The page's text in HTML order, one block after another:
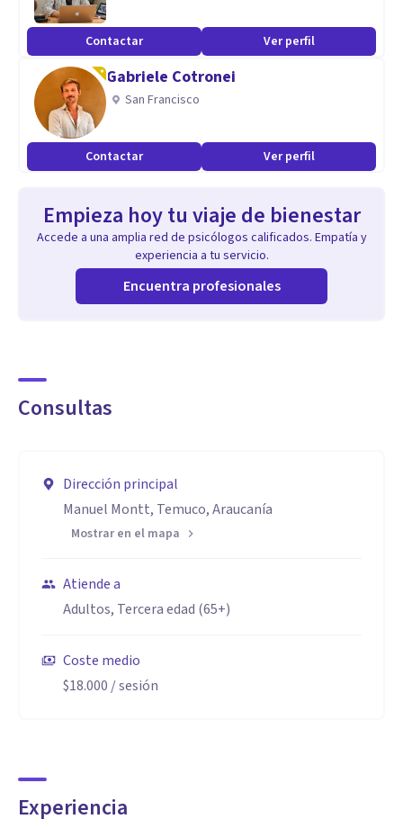
Contactar Ver perfil
Gabriele Cotronei
San Francisco
Contactar Ver perfil
Empieza hoy tu viaje de bienestar
Accede a una amplia red de psicólogos calificados. Empatía y
experiencia a tu servicio.
Encuentra profesionales
Consultas
Dirección principal
Manuel Montt, Temuco, Araucanía
Mostrar en el mapa
Atiende a
Adultos, Tercera edad (65+)
Coste medio
$18.000 / sesión
Experiencia